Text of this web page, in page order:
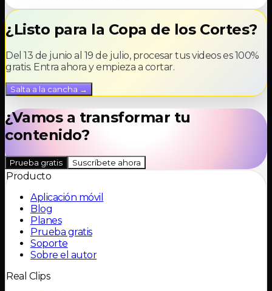
¿Listo para la Copa de los Cortes?
Del 13 de junio al 19 de julio, procesar tus videos es 100%
gratis. Entra ahora y empieza a cortar.
Salta a la cancha →
¿Vamos a transformar tu
contenido?
Prueba gratis Suscríbete ahora
Producto
Aplicación móvil
Blog
Planes
Prueba gratis
Soporte
Sobre el autor
Real Clips